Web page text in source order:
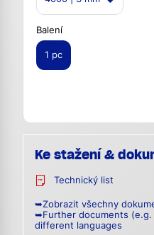
Balení
1 pc
Ke stažení &
Technický list
➥Zobrazit všechny
➥Further documents
different languages